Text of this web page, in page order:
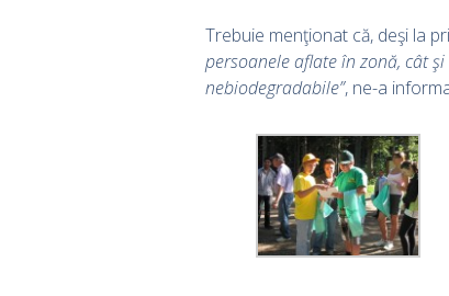
Trebuie menţionat că, deşi la
persoanele aflate în zonă, cât
nebiodegradabile”, ne-a